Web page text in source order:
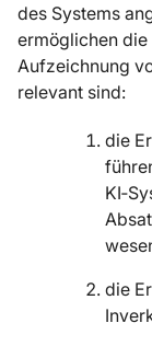
des Systems
ermöglichen
Aufzeichnung
relevant sind:
die
die